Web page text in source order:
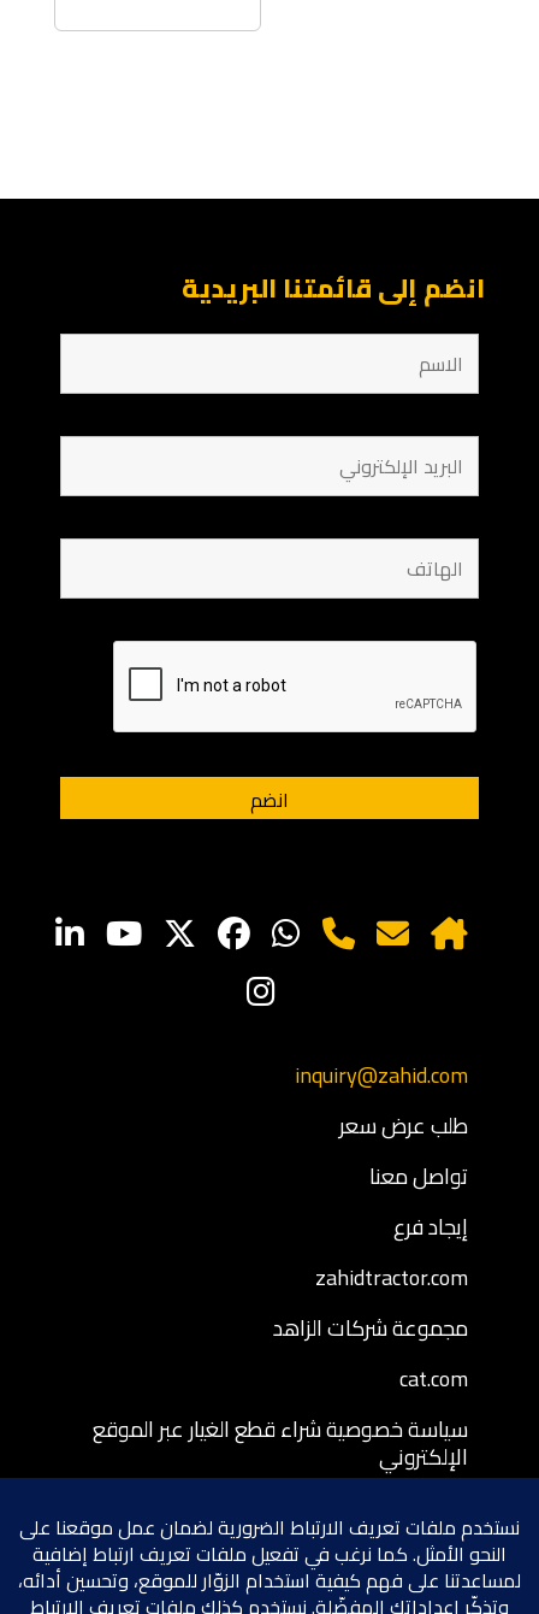
انضم إلى قائمتنا البريدية
inquiry@zahid.com
طلب عرض سعر
تواصل معنا
إيجاد فرع
zahidtractor.com
مجموعة شركات الزاهد
cat.com
سياسة خصوصية شراء قطع الغيار عبر الموقع
الإلكتروني
الإلكتروني
سياسة إرجاع قطع الغيار المشتراة عبر الموقع